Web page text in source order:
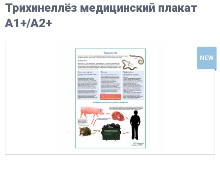
Трихинеллёз медицинский плакат
А1+/A2+
NEW